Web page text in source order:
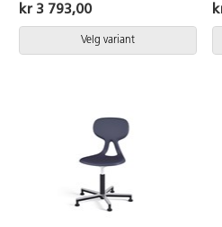
glideføtter. Sittehøyde 50-70 cm.
kr 3 793,00
Velg variant
i